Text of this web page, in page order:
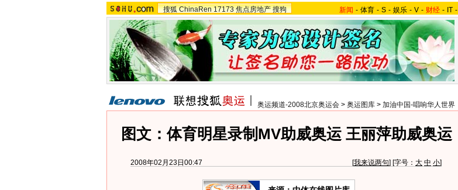
搜狐 ChinaRen 17173 焦点房地产 搜狗 新闻 - 体育 - S - 娱乐 - V - 财经 - IT -
奥运频道-2008北京奥运会 > 奥运图库 > 加油中国-唱响华人世界
图文：体育明星录制MV助威奥运 王丽萍助威奥运
2008年02月23日00:47 [我来说两句] [字号： 大 中 小]